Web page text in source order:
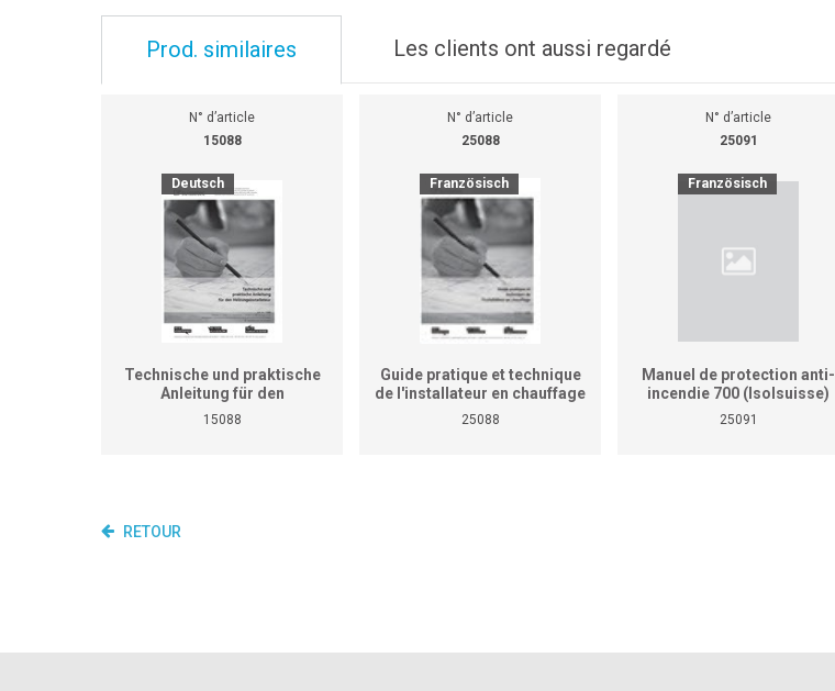
Prod. similaires Les clients ont aussi regardé
N° d’article
15088
Deutsch
Technische und praktische
Anleitung für den
Heizungsinstallateur (ersetzt
15088
N° d’article
25088
Französisch
Guide pratique et technique
de l'installateur en chauffage
(Ne remplace pas le manuel
25088
N° d’article
25091
Französisch
Manuel de protection anti-
incendie 700 (Isolsuisse)
25091
RETOUR